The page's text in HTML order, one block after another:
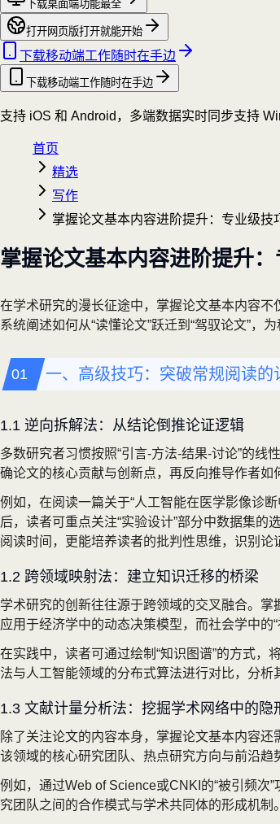
下载桌面端功能最全
打开网页版打开就能开始
下载移动端工作随时在手边
下载移动端工作随时在手边
支持 iOS 和 Android，多端数据实时同步支持
首页
精选
写作
掌握论文基本内容进阶提升：专业级技
掌握论文基本内容进阶提升
在学术研究的漫长征途中，掌握论文基本内容
系统阐述如何从“读懂论文”跃迁到“驾驭论文”，
一、高级技巧：突破常规阅读的
1.1 逆向拆解法：从结论倒推论证逻辑
多数研究者习惯按照“引言-方法-结果-讨论”的线
确论文的核心贡献与创新点，再反向推导作者如
例如，在阅读一篇关于“人工智能在医学影像诊
后，读者可重点关注“实验设计”部分中数据集
阅读时间，更能培养读者的批判性思维，识别论
1.2 跨领域映射法：建立知识迁移的桥梁
学术研究的创新往往源于跨领域的交叉融合。
应用于经济学中的动态决策模型，而社会学中的
在实践中，读者可通过绘制“知识图谱”的方式，
法与人工智能领域的分布式算法进行对比，分
1.3 文献计量分析法：挖掘学术网络中的隐
除了关注论文的内容本身，掌握论文基本内容
该领域的核心研究团队、热点研究方向与前沿趋
例如，通过Web of Science或CNKI的“被引频次
究团队之间的合作模式与学术共同体的形成机